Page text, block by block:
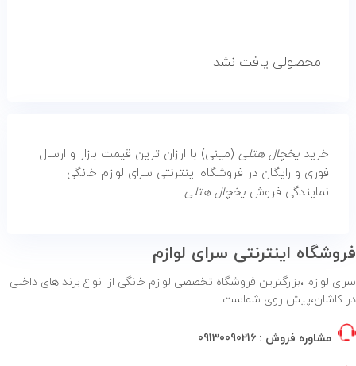
یافت نشد
یخچال هتلی(مینی) با ارزان ترین قیمت بازار و ارسال
رایگان در فروشگاه اینترنتی سرای لوازم خانگی
فروشیخچال هتلی.
اینترنتی سرای لوازم
فروشگاه تخصصی لوازم خانگی از انواع برند های داخلی
روی شماست.
فروش :09130090216